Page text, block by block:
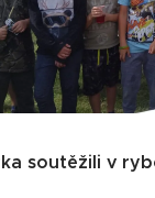
soutěžili v